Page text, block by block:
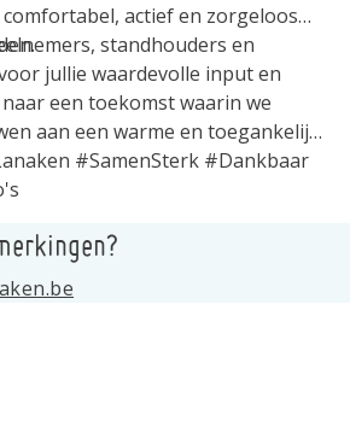
actief en zorgeloos
standhouders en
jullie waardevolle input en
een toekomst waarin we
aan een warme en toegankelijke
#SamenSterk #Dankbaar